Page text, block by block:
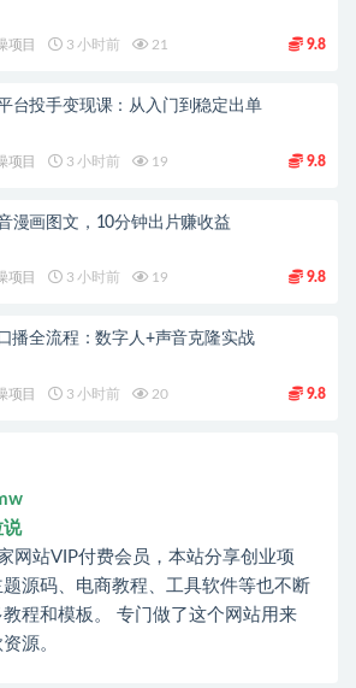
项目 3 小时前 21 9.8
台投手变现课：从入门到稳定出单
项目 3 小时前 19 9.8
漫画图文，10分钟出片赚收益
项目 3 小时前 19 9.8
播全流程：数字人+声音克隆实战
项目 3 小时前 20 9.8
说
网站VIP付费会员，本站分享创业项
题源码、电商教程、工具软件等也不断
程和模板。 专门做了这个网站用来
源。